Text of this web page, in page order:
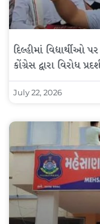
દિલ્હીમાં વિદ્યાર્થીઓ
કોંગ્રેસ દ્વારા વિરોધ
July 22, 2026